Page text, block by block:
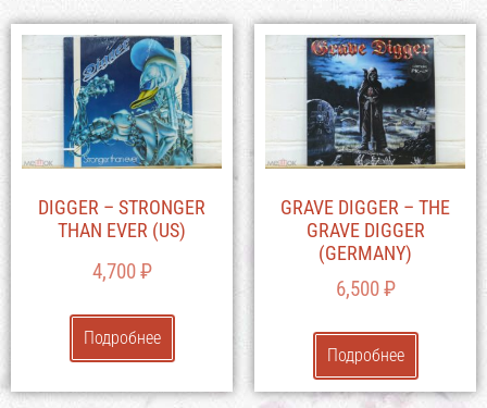
DIGGER – STRONGER
THAN EVER (US)
4,700₽
Подробнее
GRAVE DIGGER – THE
GRAVE DIGGER
(GERMANY)
6,500₽
Подробнее